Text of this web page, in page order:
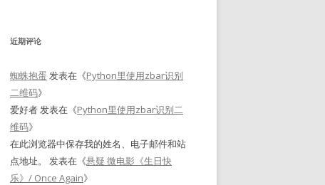
近期评论
蜘蛛抱蛋 发表在《Python里使用zbar识别
二维码》
爱好者发表在《Python里使用zbar识别二
维码》
在此浏览器中保存我的姓名、电子邮件和站
点地址。
发表在《悬疑 微电影《生日快
乐》/ Once Again》